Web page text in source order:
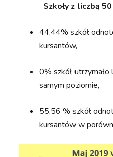
Szkoły z liczbą
44,44% szkół
kursantów,
0% szkół
samym poziomie,
55,56 % szkół
kursantów w